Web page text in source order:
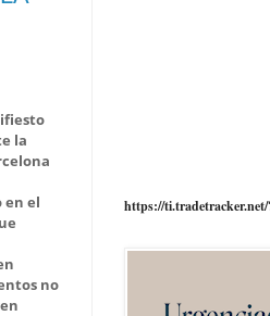
la
en el
no
https://